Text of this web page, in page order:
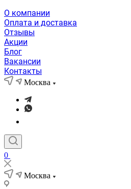
О компании
Оплата и доставка
Отзывы
Акции
Блог
Вакансии
Контакты
Москва
0
Москва